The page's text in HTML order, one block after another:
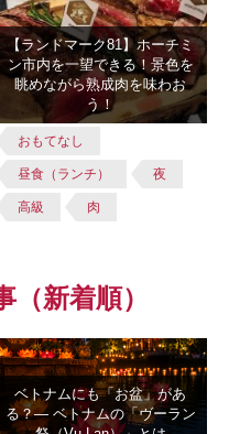
【ランドマーク81】ホーチミ
ン市内を一望できる！景色を
眺めながら熟成肉を味わお
う！
おもてなし
昼食（ランチ） 夜
高級 肉
新着順）
ベトナムにも「お盆」があ
る？― ベトナムの「ヴーラン